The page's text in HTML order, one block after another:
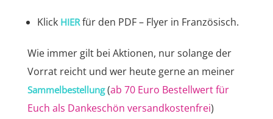
KlickHIERfür den PDF – Flyer in Französisch.
Wie immer gilt bei Aktionen, nur solange der
Vorrat reicht und wer heute gerne an meiner
Sammelbestellung(ab 70 Euro Bestellwert für
Euch als Dankeschön versandkostenfrei)